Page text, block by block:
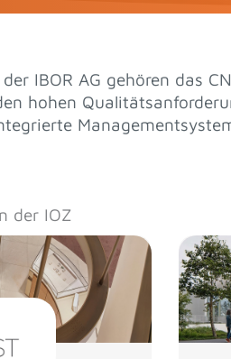
IBOR AG gehören das
hohen
der IOZ